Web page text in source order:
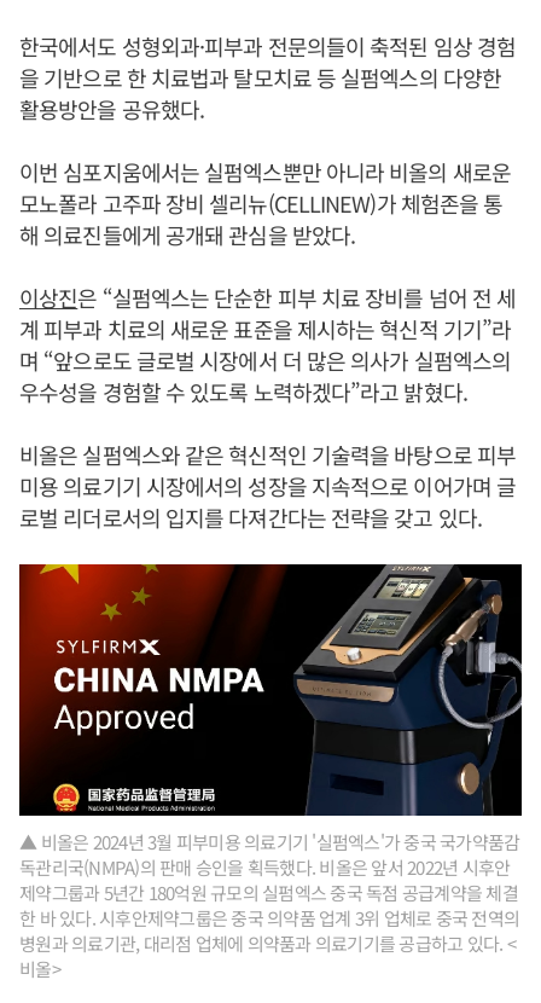
한국에서도 성형외과·피부과 전문의들이 축적된 임상 경험
을 기반으로 한 치료법과 탈모치료 등 실펌엑스의 다양한
활용방안을 공유했다.
이번 심포지움에서는 실펌엑스뿐만 아니라 비올의 새로운
모노폴라 고주파 장비 셀리뉴(CELLINEW)가 체험존을 통
해 의료진들에게 공개돼 관심을 받았다.
이상진은 “실펌엑스는 단순한 피부 치료 장비를 넘어 전 세
계 피부과 치료의 새로운 표준을 제시하는 혁신적 기기”라
며 “앞으로도 글로벌 시장에서 더 많은 의사가 실펌엑스의
우수성을 경험할 수 있도록 노력하겠다”라고 밝혔다.
비올은 실펌엑스와 같은 혁신적인 기술력을 바탕으로 피부
미용 의료기기 시장에서의 성장을 지속적으로 이어가며 글
로벌 리더로서의 입지를 다져간다는 전략을 갖고 있다.
▲ 비올은 2024년 3월 피부미용 의료기기 '실펌엑스'가 중국 국가약품감
독관리국(NMPA)의 판매 승인을 획득했다. 비올은 앞서 2022년 시후안
제약그룹과 5년간 180억원 규모의 실펌엑스 중국 독점 공급계약을 체결
한 바 있다. 시후안제약그룹은 중국 의약품 업계 3위 업체로 중국 전역의
병원과 의료기관, 대리점 업체에 의약품과 의료기기를 공급하고 있다. <
비올>